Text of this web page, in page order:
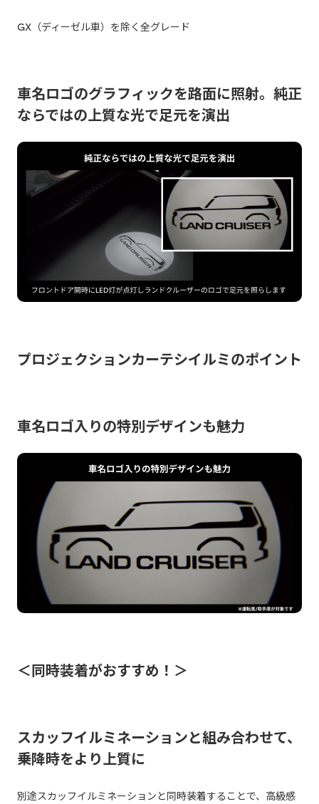
GX（ディーゼル車）を除く全グレード
車名ロゴのグラフィックを路面に照射。純正
ならではの上質な光で足元を演出
プロジェクションカーテシイルミのポイント
車名ロゴ入りの特別デザインも魅力
＜同時装着がおすすめ！＞
スカッフイルミネーションと組み合わせて、
乗降時をより上質に
別途スカッフイルミネーションと同時装着することで、高級感